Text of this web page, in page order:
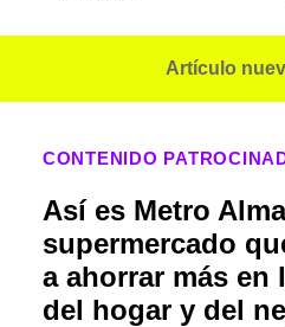
Artículo
CONTENIDO
Así es Metro
supermercado
a ahorrar más en
del hogar y del